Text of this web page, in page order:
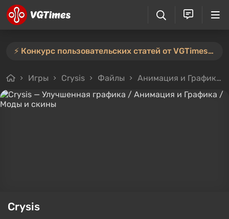
⚡️ Конкурс пользовательских статей от VGTimes продлён — участвуйте тут ⚡️
Игры Crysis Файлы Анимация и Графика
Crysis